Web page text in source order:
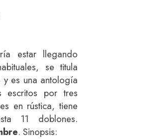
estar llegando
se titula
y es una antología
escritos por tres
en rústica, tiene
11 doblones.
. Sinopsis: